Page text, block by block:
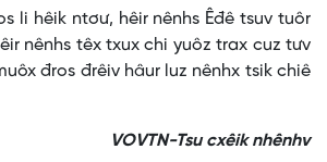
ntơư, hêir nênhs Êđê tsuv tuôr
nênhs têx txux chi yuôz trax cuz tưv
đros đrêiv hâur luz nênhx tsik chiê
VOVTN-Tsu cxêik nhênhv